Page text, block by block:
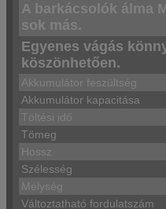
A barkácsolók álma​
sok más. ​
Egyenes vágás
köszönhetően.
Akkumulátor feszültség
Akkumulátor kapacitása
Töltési idő
Tömeg
Hossz
Szélesség
Mélység
Változtatható fordulatszám